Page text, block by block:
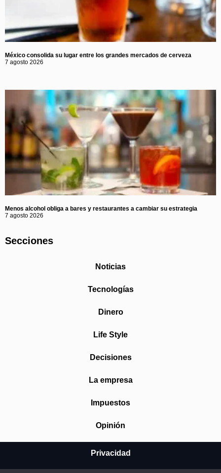
México consolida su lugar entre los grandes mercados de cerveza
7 agosto 2026
Menos alcohol obliga a bares y restaurantes a cambiar su estrategia
7 agosto 2026
Secciones
Noticias
Tecnologías
Dinero
Life Style
Decisiones
La empresa
Impuestos
Opinión
Privacidad